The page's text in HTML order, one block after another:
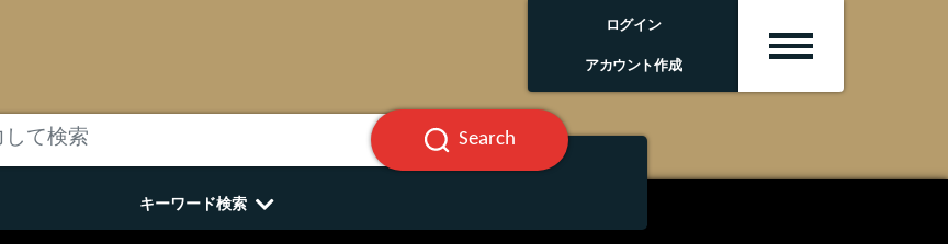
ログイン
アカウント作成
Search
キーワード検索